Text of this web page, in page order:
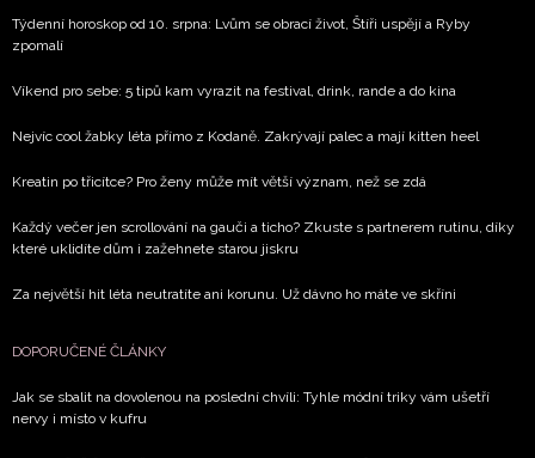
Týdenní horoskop od 10. srpna: Lvům se obrací život, Štíři uspějí a Ryby
zpomalí
Víkend pro sebe: 5 tipů kam vyrazit na festival, drink, rande a do kina
Nejvíc cool žabky léta přímo z Kodaně. Zakrývají palec a mají kitten heel
Kreatin po třicítce? Pro ženy může mít větší význam, než se zdá
Každý večer jen scrollování na gauči a ticho? Zkuste s partnerem rutinu, díky
které uklidíte dům i zažehnete starou jiskru
Za největší hit léta neutratíte ani korunu. Už dávno ho máte ve skříni
DOPORUČENÉ ČLÁNKY
Jak se sbalit na dovolenou na poslední chvíli: Tyhle módní triky vám ušetří
nervy i místo v kufru